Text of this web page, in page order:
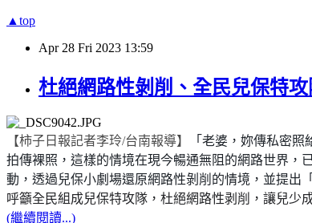
▲top
Apr 28 Fri 2023 13:59
杜絕網路性剝削、全民兒保特攻
【柿子日報記者李玲/台南報導】 「老婆，妳傳私密照
拍傳裸照，這樣的情境在現今暢通無阻的網路世界，
動，透過兒保小劇場還原網路性剝削的情境，並提出
呼籲全民組成兒保特攻隊，杜絕網路性剥削，讓兒少
(繼續閱讀...)